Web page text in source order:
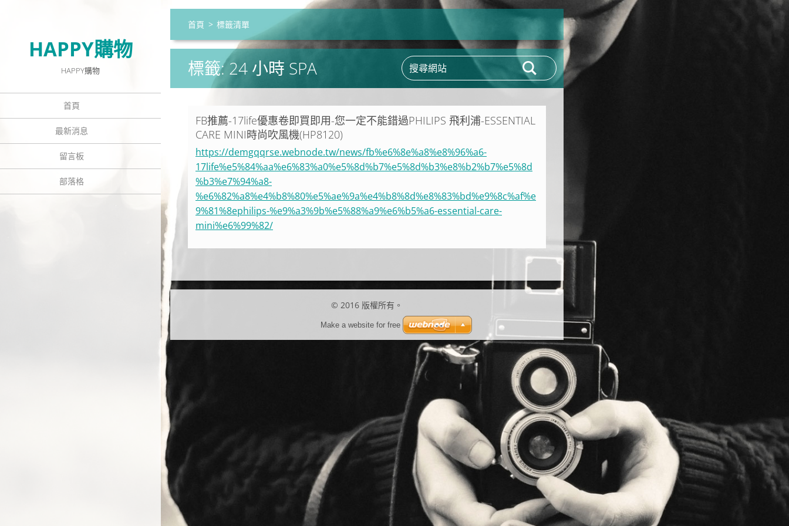
HAPPY購物
HAPPY購物
首頁
最新消息
留言板
部落格
首頁 > 標籤清單
標籤: 24 小時 SPA
FB推薦-17life優惠卷即買即用-您一定不能錯過PHILIPS 飛利浦-ESSENTIAL
CARE MINI時尚吹風機(HP8120)
https://demgqqrse.webnode.tw/news/fb%e6%8e%a8%e8%96%a6-
17life%e5%84%aa%e6%83%a0%e5%8d%b7%e5%8d%b3%e8%b2%b7%e5%8d
%b3%e7%94%a8-
%e6%82%a8%e4%b8%80%e5%ae%9a%e4%b8%8d%e8%83%bd%e9%8c%af%e
9%81%8ephilips-%e9%a3%9b%e5%88%a9%e6%b5%a6-essential-care-
mini%e6%99%82/
© 2016 版權所有。
Make a website for free